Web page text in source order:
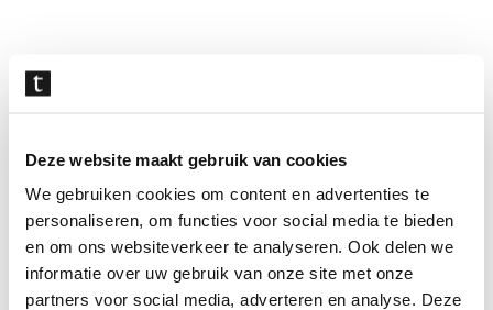
Deze website maakt gebruik van cookies
We gebruiken cookies om content en advertenties te
personaliseren, om functies voor social media te bieden
en om ons websiteverkeer te analyseren. Ook delen we
informatie over uw gebruik van onze site met onze
partners voor social media, adverteren en analyse. Deze
overslaan